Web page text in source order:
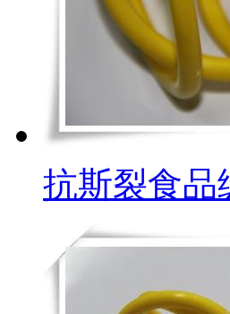
抗斯裂食品